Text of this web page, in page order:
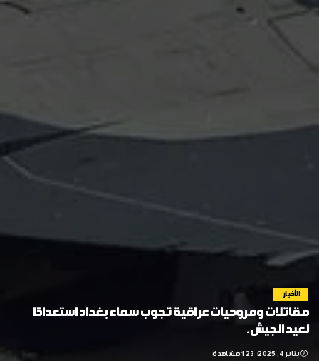
الأخبار
مقاتلات ومروحيات عراقية تجوب سماء بغداد استعدادًا
لعيد الجيش.
يناير 4, 2025 123 مشاهدة